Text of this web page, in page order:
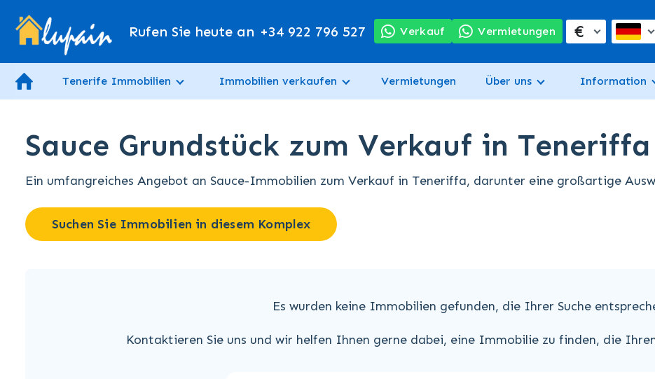
Rufen Sie heute an +34 922 796 527 Verkauf Vermietungen €
Tenerife Immobilien Immobilien verkaufen Vermietungen Über uns Information
Sauce Grundstück zum Verkauf in Teneriffa
Ein umfangreiches Angebot an Sauce-Immobilien zum Verkauf in Teneriffa, darunter eine großartige
Suchen Sie Immobilien in diesem Komplex
Es wurden keine Immobilien gefunden, die Ihrer Suche
Kontaktieren Sie uns und wir helfen Ihnen gerne dabei, eine Immobilie zu finden, die